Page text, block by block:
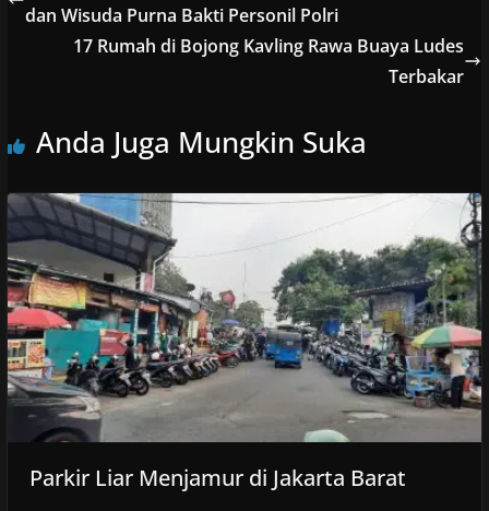
dan Wisuda Purna Bakti Personil Polri
17 Rumah di Bojong Kavling Rawa Buaya Ludes
Terbakar
Anda Juga Mungkin Suka
Parkir Liar Menjamur di Jakarta Barat